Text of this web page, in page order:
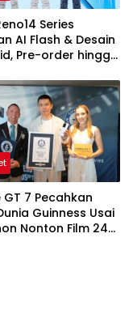
Series
AI Flash & Desain
Pre-order hingga
7 Pecahkan
Guinness Usai
Nonton Film 24